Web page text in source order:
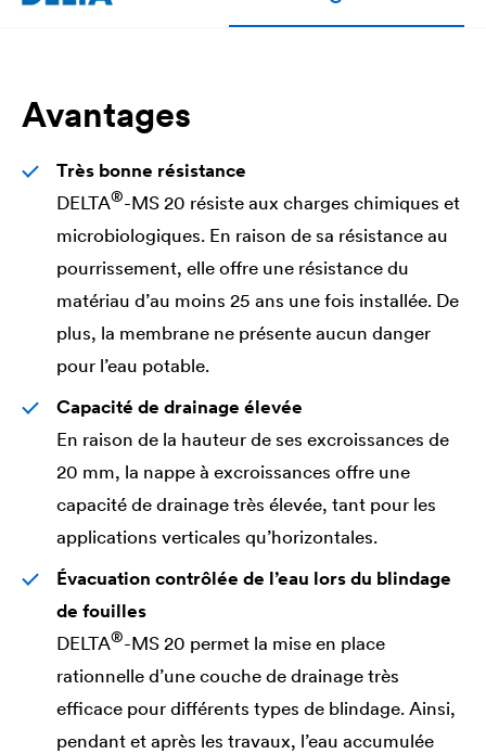
Avantages
Très bonne résistance
DELTA®-MS 20 résiste aux charges chimiques et
microbiologiques. En raison de sa résistance au
pourrissement, elle offre une résistance du
matériau d’au moins 25 ans une fois installée. De
plus, la membrane ne présente aucun danger
pour l’eau potable.
Capacité de drainage élevée
En raison de la hauteur de ses excroissances de
20 mm, la nappe à excroissances offre une
capacité de drainage très élevée, tant pour les
applications verticales qu’horizontales.
Évacuation contrôlée de l’eau lors du blindage
de fouilles
DELTA®-MS 20 permet la mise en place
rationnelle d’une couche de drainage très
efficace pour différents types de blindage. Ainsi,
pendant et après les travaux, l’eau accumulée